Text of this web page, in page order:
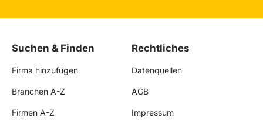
Suchen & Finden
Firma hinzufügen
Branchen A-Z
Firmen A-Z
Rechtliches
Datenquellen
AGB
Impressum